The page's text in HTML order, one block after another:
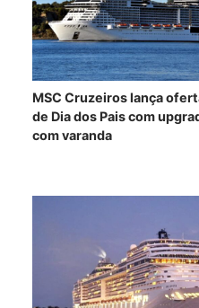
MSC Cruzeiros lança
de Dia dos Pais com
com varanda